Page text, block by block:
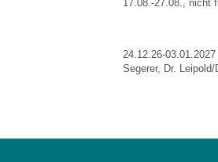
17.08.-27.08., nicht
24.12.26-
Segerer, Dr. Leipold/